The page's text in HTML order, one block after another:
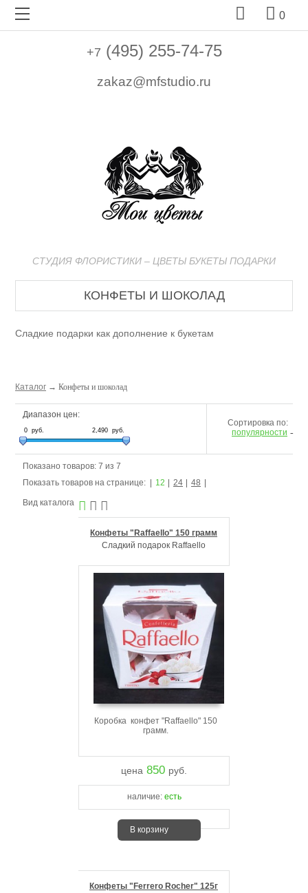
  0
+7 (495) 255-74-75
zakaz@mfstudio.ru
СТУДИЯ ФЛОРИСТИКИ – ЦВЕТЫ БУКЕТЫ ПОДАРКИ
КОНФЕТЫ И ШОКОЛАД
Сладкие подарки как дополнение к букетам
Каталог → Конфеты и шоколад
Диапазон цен:
0 руб. 2,490 руб.
Сортировка по:
популярности
Показано товаров: 7 из 7
Показать товаров на странице:
12 24 48
Вид каталога   
Конфеты "Raffaello" 150 грамм
Сладкий подарок Raffaello
Коробка конфет "Raffaello" 150
грамм.
цена850 руб.
наличие: есть
В корзину
Конфеты "Ferrero Rocher" 125г